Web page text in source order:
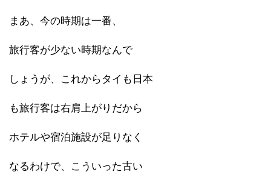
まあ、今の時期は一番、
旅行客が少ない時期なんで
しょうが、これからタイも日本
も旅行客は右肩上がりだから
ホテルや宿泊施設が足りなく
なるわけで、こういった古い